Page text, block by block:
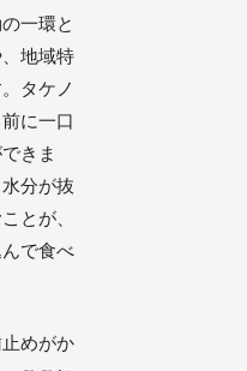
一環と
地域特
タケノ
に一口
きま
分が抜
とが、
で食べ
めがか